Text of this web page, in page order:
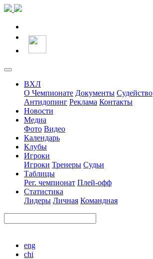
ВХЛ
О Чемпионате Документы Судейство
Антидопинг Реклама Контакты
Новости
Медиа
Фото Видео
Календарь
Клубы
Игроки
Игроки Тренеры Судьи
Таблицы
Рег. чемпионат Плей-офф
Статистика
Лидеры Личная Командная
eng
chi